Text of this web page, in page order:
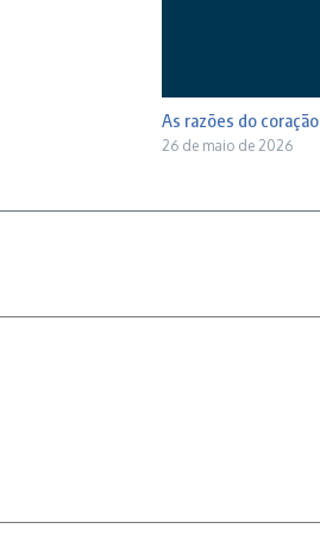
As razões do coração
26 de maio de 2026